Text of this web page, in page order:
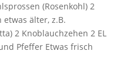
(Rosenkohl) 2
etwas älter, z.B.
2 Knoblauchzehen 2 EL
Pfeffer Etwas frisch